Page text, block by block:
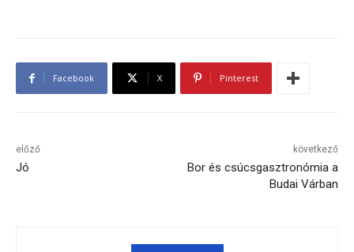
Facebook X Pinterest
előző
Jó
következő
Bor és csúcsgasztronómia a
Budai Várban